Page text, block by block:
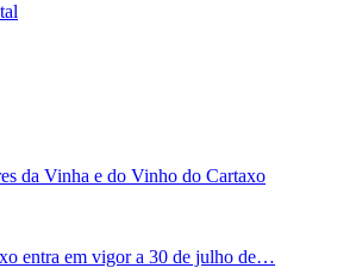
da Vinha e do Vinho do Cartaxo
entra em vigor a 30 de julho de…